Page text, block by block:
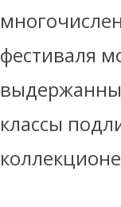
фестиваля
классы